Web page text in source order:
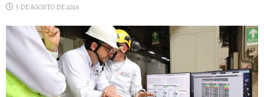
5 DE AGOSTO DE 2026